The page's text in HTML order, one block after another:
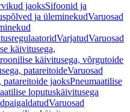
jaoksSifoonid ja
ja üleminekudVaruosad
VarjatudVaruosad
käivitusega,
käivitusega, võrgutoide
patareitoideVaruosad
jaoksPneumaatilise
loputuskäivitusega
Varuosad